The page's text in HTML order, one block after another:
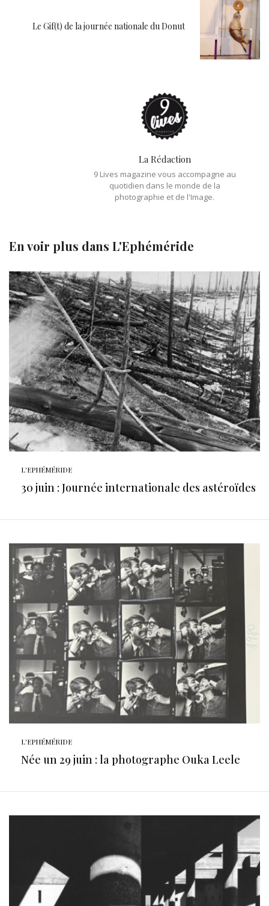
Le Gif(t) de la journée nationale du Donut
La Rédaction
9 Lives magazine vous accompagne au
quotidien dans le monde de la
photographie et de l'Image.
En voir plus dans L'Ephéméride
L'EPHÉMÉRIDE
30 juin : Journée internationale des astéroïdes
L'EPHÉMÉRIDE
Née un 29 juin : la photographe Ouka Leele